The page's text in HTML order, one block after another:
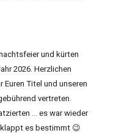
und kürten
2026. Herzlichen
Euren Titel und unseren
vertreten.
... es war wieder
es bestimmt 😉